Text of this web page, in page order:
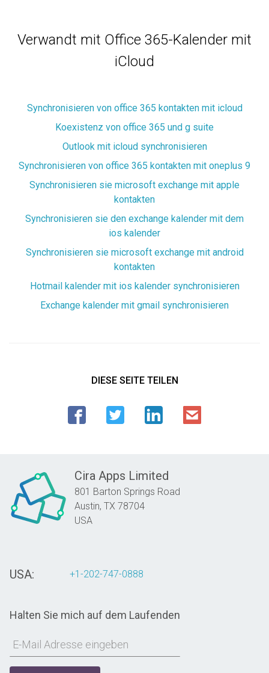
Verwandt mit Office 365-Kalender mit
iCloud
Synchronisieren von office 365 kontakten mit icloud
Koexistenz von office 365 und g suite
Outlook mit icloud synchronisieren
Synchronisieren von office 365 kontakten mit oneplus 9
Synchronisieren sie microsoft exchange mit apple
kontakten
Synchronisieren sie den exchange kalender mit dem
ios kalender
Synchronisieren sie microsoft exchange mit android
kontakten
Hotmail kalender mit ios kalender synchronisieren
Exchange kalender mit gmail synchronisieren
DIESE SEITE TEILEN
Cira Apps Limited
801 Barton Springs Road
Austin, TX 78704
USA
USA: +1-202-747-0888
Halten Sie mich auf dem Laufenden